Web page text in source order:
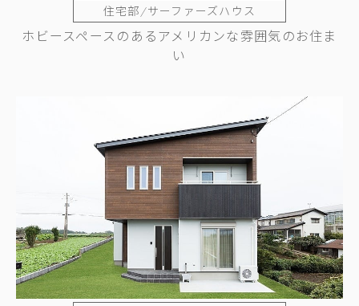
住宅部/サーファーズハウス
ホビースペースのあるアメリカンな雰囲気のお住ま
い